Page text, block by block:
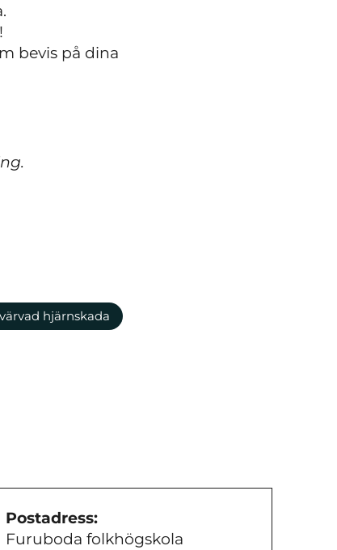
bevis på dina
hjärnskada
Postadress:
Furuboda folkhögskola